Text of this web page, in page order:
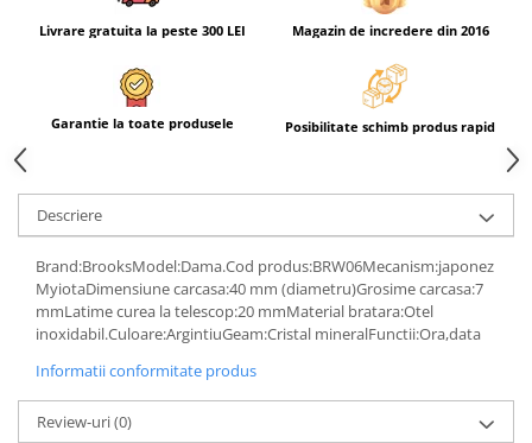
Livrare gratuita la peste 300 LEI Magazin de incredere din 2016
Garantie la toate produsele Posibilitate schimb produs rapid
Descriere
Brand:BrooksModel:Dama.Cod produs:BRW06Mecanism:japonez
MyiotaDimensiune carcasa:40 mm (diametru)Grosime carcasa:7
mmLatime curea la telescop:20 mmMaterial bratara:Otel
inoxidabil.Culoare:ArgintiuGeam:Cristal mineralFunctii:Ora,data
Informatii conformitate produs
Review-uri(0)